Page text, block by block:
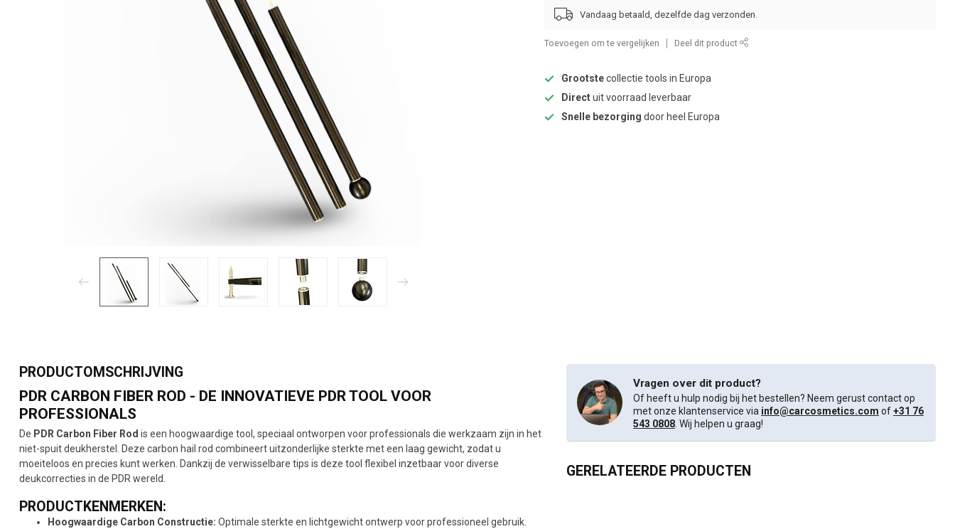
Vandaag betaald, dezelfde dag verzonden.
Toevoegen om te vergelijken Deel dit product
Grootstecollectie tools in Europa
Directuit voorraad leverbaar
Snelle bezorging door heel Europa
PRODUCTOMSCHRIJVING
PDR CARBON FIBER ROD - DE INNOVATIEVE PDR TOOL VOOR
PROFESSIONALS
De PDR Carbon Fiber Rod is een hoogwaardige tool, speciaal ontworpen voor professionals die werkzaam zijn in het
niet-spuit deukherstel. Deze carbon hail rod combineert uitzonderlijke sterkte met een laag gewicht, zodat u
moeiteloos en precies kunt werken. Dankzij de verwisselbare tips is deze tool flexibel inzetbaar voor diverse
deukcorrecties in de PDR wereld.
PRODUCTKENMERKEN:
Hoogwaardige Carbon Constructie: Optimale sterkte en lichtgewicht ontwerp voor professioneel gebruik.
Vragen over dit product?
Of heeft u hulp nodig bij het bestellen? Neem gerust contact op
met onze klantenservice via info@carcosmetics.com of+31 76
543 0808 . Wij helpen u graag!
GERELATEERDE PRODUCTEN